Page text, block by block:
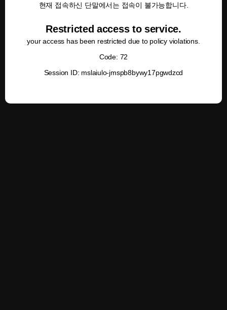
현재 접속하신 단말에서는 접속이 불가능합니다.
Restricted access to service.
your access has been restricted due to policy violations.
Code: 72
Session ID: mslaiulo-jmspb8bywy17pgwdzcd